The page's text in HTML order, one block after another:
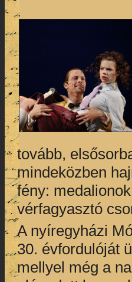
tovább,
mindeközben
fény:
vérfagyasztó
A nyíregyházi
30. évfordulóját
mellyel még a